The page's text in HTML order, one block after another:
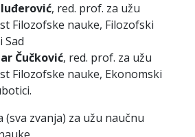
, red. prof. za užu
Filozofske nauke, Filozofski
Čučković, red. prof. za užu
Filozofske nauke, Ekonomski
(sva zvanja) za užu naučnu